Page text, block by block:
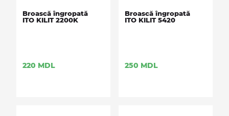
Broască îngropată
ITO KILIT 2200K
220 MDL
Broască îngropată
ITO KILIT 5420
250 MDL